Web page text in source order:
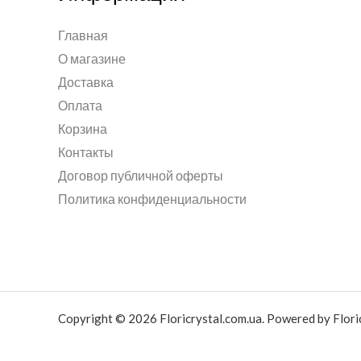
Главная
О магазине
Доставка
Оплата
Корзина
Контакты
Договор публичной оферты
Политика конфиденциальности
Copyright © 2026 Floricrystal.com.ua. Powered by